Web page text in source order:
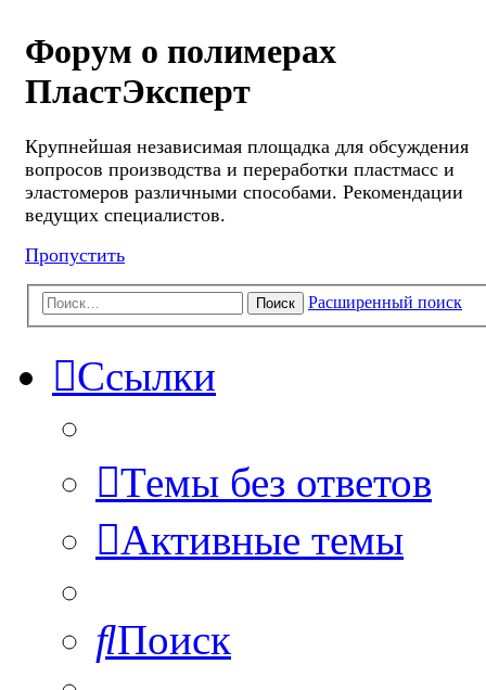
Форум о полимерах
ПластЭксперт
Крупнейшая независимая площадка для обсуждения
вопросов производства и переработки пластмасс и
эластомеров различными способами. Рекомендации
ведущих специалистов.
Пропустить
Поиск Расширенный поиск
Ссылки
Темы без ответов
Активные темы
Поиск